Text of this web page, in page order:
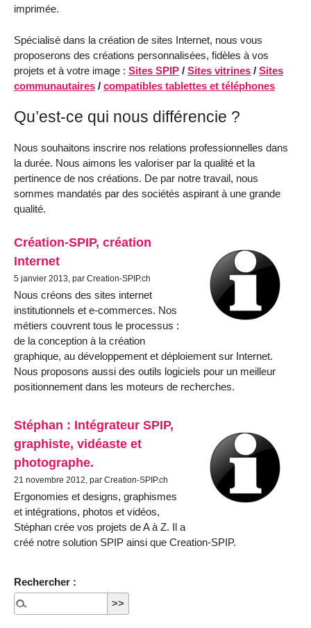
imprimée.
Spécialisé dans la création de sites Internet, nous vous
proposerons des créations personnalisées, fidèles à vos
projets et à votre image : Sites SPIP / Sites vitrines / Sites
communautaires / compatibles tablettes et téléphones
Qu’est-ce qui nous différencie ?
Nous souhaitons inscrire nos relations professionnelles dans
la durée. Nous aimons les valoriser par la qualité et la
pertinence de nos créations. De par notre travail, nous
sommes mandatés par des sociétés aspirant à une grande
qualité.
Création-SPIP, création
Internet
5 janvier 2013, par Creation-SPIP.ch
Nous créons des sites internet
institutionnels et e-commerces. Nos
métiers couvrent tous le processus :
de la conception à la création
graphique, au développement et déploiement sur Internet.
Nous proposons aussi des outils logiciels pour un meilleur
positionnement dans les moteurs de recherches.
Stéphan : Intégrateur SPIP,
graphiste, vidéaste et
photographe.
21 novembre 2012, par Creation-SPIP.ch
Ergonomies et designs, graphismes
et intégrations, photos et vidéos,
Stéphan crée vos projets de A à Z. Il a
créé notre solution SPIP ainsi que Creation-SPIP.
Rechercher :